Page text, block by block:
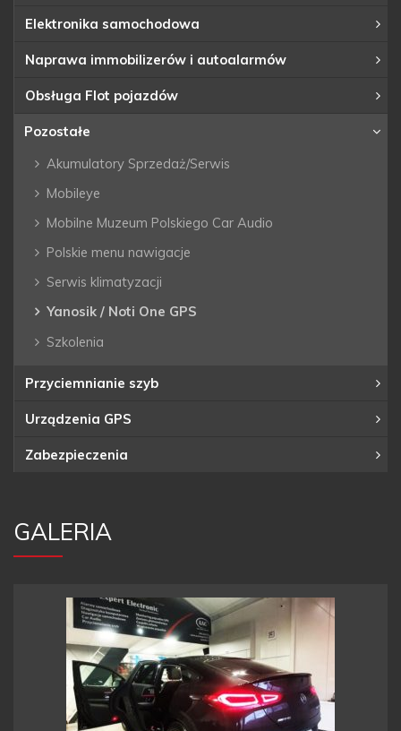
Elektronika samochodowa
Naprawa immobilizerów i autoalarmów
Obsługa Flot pojazdów
Pozostałe
Akumulatory Sprzedaż/Serwis
Mobileye
Mobilne Muzeum Polskiego Car Audio
Polskie menu nawigacje
Serwis klimatyzacji
Yanosik / Noti One GPS
Szkolenia
Przyciemnianie szyb
Urządzenia GPS
Zabezpieczenia
GALERIA